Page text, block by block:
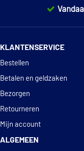
KLANTENSERVICE
Bestellen
Betalen en geldzaken
Bezorgen
Retourneren
Mijn account
ALGEMEEN